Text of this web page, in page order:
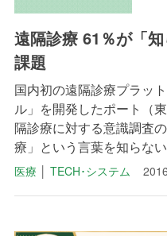
遠隔診療 61％が「
課題
国内初の遠隔診療プラッ
ル」を開発したポート（
隔診療に対する意識調査
療」という言葉を知らな
医療 │ TECH･システム